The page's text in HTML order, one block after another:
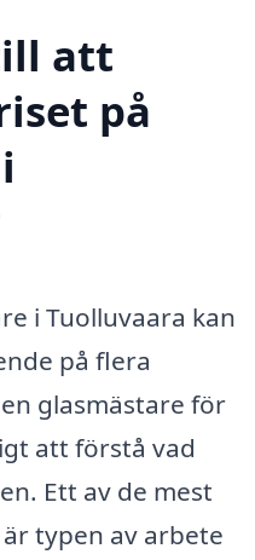
att
på
i Tuolluvaara kan
på flera
glasmästare för
att förstå vad
Ett av de mest
typen av arbete